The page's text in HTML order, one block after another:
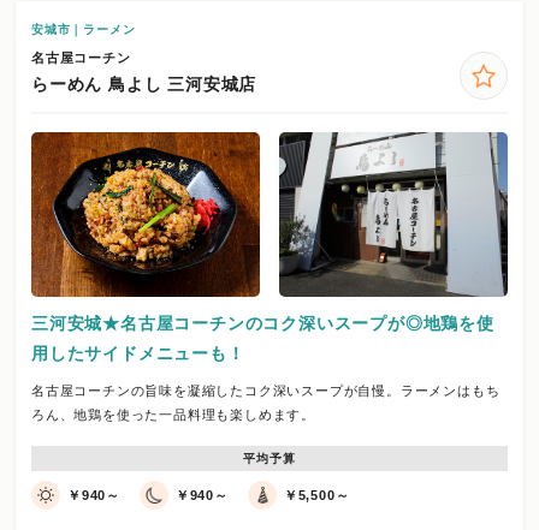
安城市｜ラーメン
名古屋コーチン
らーめん 鳥よし 三河安城店
三河安城★名古屋コーチンのコク深いスープが◎地鶏を使
用したサイドメニューも！
名古屋コーチンの旨味を凝縮したコク深いスープが自慢。ラーメンはもち
ろん、地鶏を使った一品料理も楽しめます。
平均予算
￥940～ ￥940～ ￥5,500～